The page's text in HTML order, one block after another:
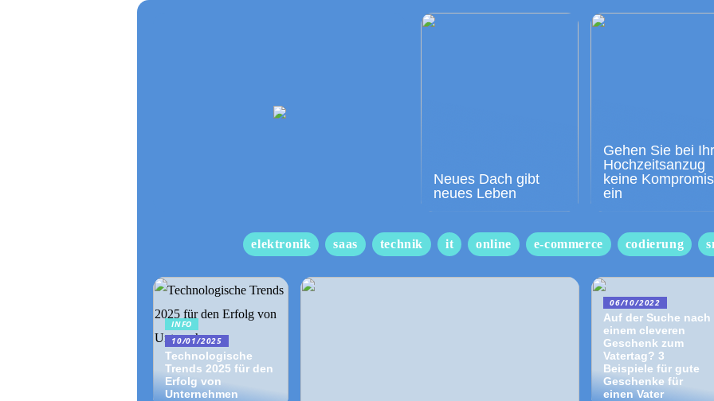
Neues Dach gibt
neues Leben
Gehen Sie bei
Hochzeitsanzug
keine
ein
elektronik saas technik it online e-commerce codierung
INFO
10/01/2025
Technologische
Trends 2025 für den
Erfolg von
Unternehmen
06/10/2022
Auf der Suche nach
einem cleveren
Geschenk zum
Vatertag? 3
Beispiele für gute
Geschenke für
einen Vater